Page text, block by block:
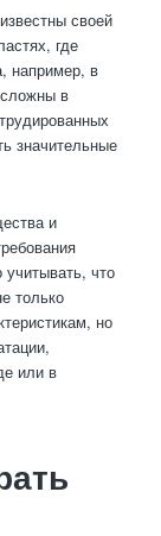
своей
где
например, в
в
значительные
и
что
только
но
или в